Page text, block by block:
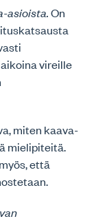
asioista.On
vireille
miten kaava-
mielipiteitä.
että